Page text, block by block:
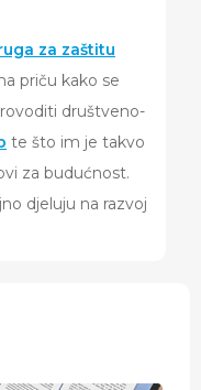
za zaštitu
priču kako se
društveno-
te što im je takvo
za budućnost.
djeluju na razvoj